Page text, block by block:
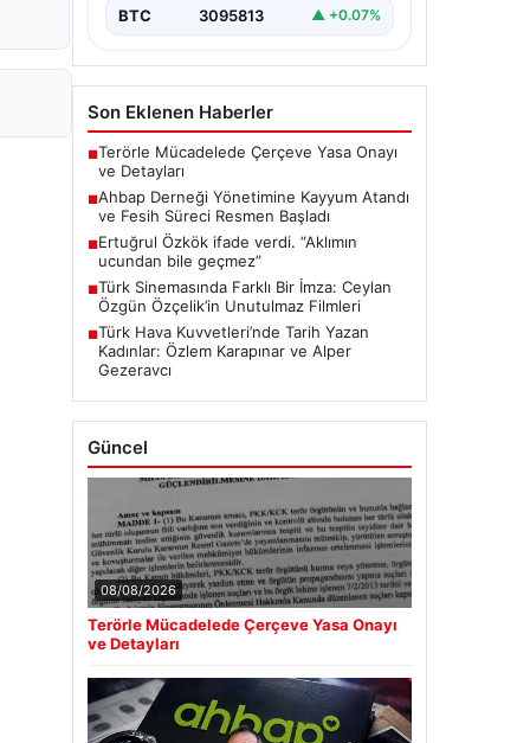
BTC 3095813 ▲ +0.07%
Son Eklenen Haberler
■Terörle Mücadelede Çerçeve Yasa Onayı
ve Detayları
■Ahbap Derneği Yönetimine Kayyum Atandı
ve Fesih Süreci Resmen Başladı
■Ertuğrul Özkök ifade verdi. “Aklımın
ucundan bile geçmez”
■Türk Sinemasında Farklı Bir İmza: Ceylan
Özgün Özçelik’in Unutulmaz Filmleri
■Türk Hava Kuvvetleri’nde Tarih Yazan
Kadınlar: Özlem Karapınar ve Alper
Gezeravcı
Güncel
08/08/2026
Terörle Mücadelede Çerçeve Yasa Onayı
ve Detayları